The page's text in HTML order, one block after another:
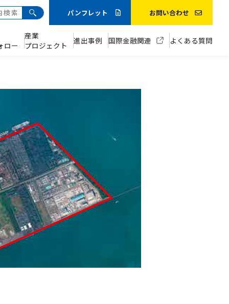
パンフレット お問い合わせ
ロー
産業
プロジェクト
進出事例 国際金融関連
アドバイザー
よくある質問